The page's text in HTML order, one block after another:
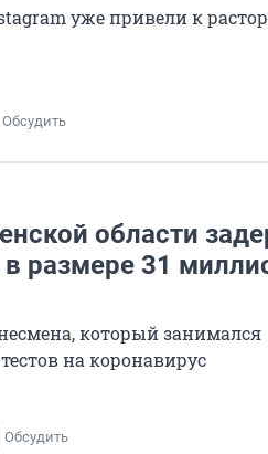
уже привели к
Обсудить
области
в размере 31
который занимался
на коронавирус
Обсудить